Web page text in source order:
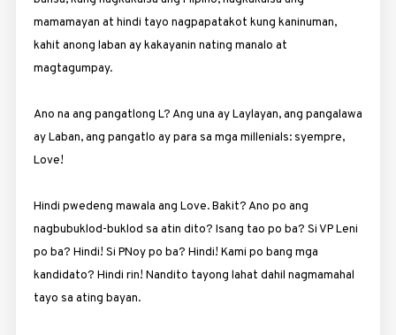
mamamayan at hindi tayo nagpapatakot kung kaninuman,
kahit anong laban ay kakayanin nating manalo at
magtagumpay.
Ano na ang pangatlong L? Ang una ay Laylayan, ang pangalawa
ay Laban, ang pangatlo ay para sa mga millenials: syempre,
Love!
Hindi pwedeng mawala ang Love. Bakit? Ano po ang
nagbubuklod-buklod sa atin dito? Isang tao po ba? Si VP Leni
po ba? Hindi! Si PNoy po ba? Hindi! Kami po bang mga
kandidato? Hindi rin! Nandito tayong lahat dahil nagmamahal
tayo sa ating bayan.